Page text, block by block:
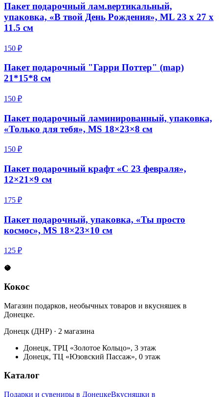
Пакет подарочный лам.вертикальный,
упаковка, «В твой День Рождения», ML 23 х 27 х
11.5 см
150 ₽
Пакет подарочный "Гарри Поттер" (map)
21*15*8 см
150 ₽
Пакет подарочный ламинированный, упаковка,
«Только для тебя», MS 18×23×8 см
150 ₽
Пакет подарочный крафт «С 23 февраля»,
12×21×9 см
175 ₽
Пакет подарочный, упаковка, «Ты просто
космос», MS 18×23×10 см
125 ₽
🥥
Кокос
Магазин подарков, необычных товаров и вкусняшек в
Донецке.
Донецк (ДНР) · 2 магазина
Донецк, ТРЦ «Золотое Кольцо», 3 этаж
Донецк, ТЦ «Юзовский Пассаж», 0 этаж
Каталог
Подарки и сувениры в ДонецкеВкусняшки в